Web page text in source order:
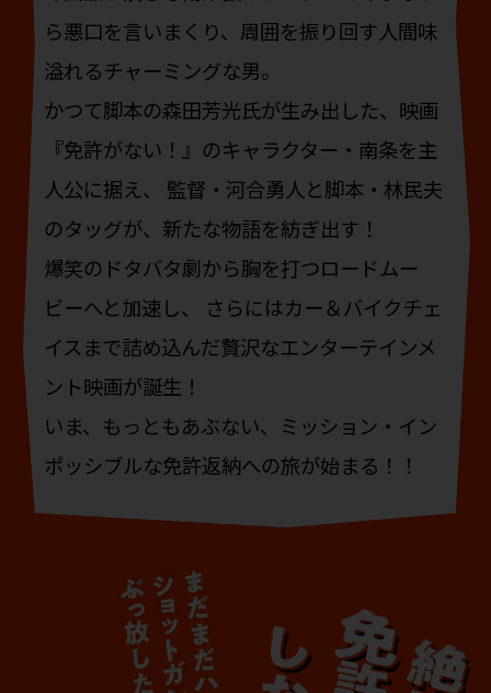
ら悪口を言いまくり、周囲を振り回す人間味
溢れるチャーミングな男。
かつて脚本の森田芳光氏が生み出した、映画
『免許がない！』のキャラクター・南条を主
人公に据え、
監督・河合勇人と脚本・林民夫
のタッグが、新たな物語を紡ぎ出す！
爆笑のドタバタ劇から胸を打つロードムー
ビーへと加速し、
さらにはカー＆バイクチェ
イスまで詰め込んだ贅沢なエンターテインメ
ント映画が誕生！
いま、もっともあぶない、ミッション・イン
ポッシブルな免許返納への旅が始まる！！